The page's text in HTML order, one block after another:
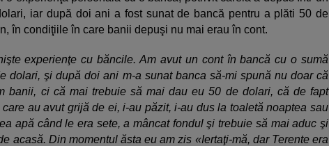
iar după doi ani a fost sunat de bancă pentru a plăti 50 de
în condiţiile în care banii depuşi nu mai erau în cont.
experienţe cu băncile. Am avut un cont în bancă cu o sumă
dolari, şi după doi ani m-a sunat banca să-mi spună nu doar că
banii, ci că mai trebuie să mai dau eu 50 de dolari, că de fapt
au avut grijă de ei, i-au păzit, i-au dus la toaletă noaptea sau
apă când le era sete, a mâncat fondul şi trebuie să mai aduc şi
acasă. Din momentul ăsta eu am zis «Iertaţi-mă, dar Terente era